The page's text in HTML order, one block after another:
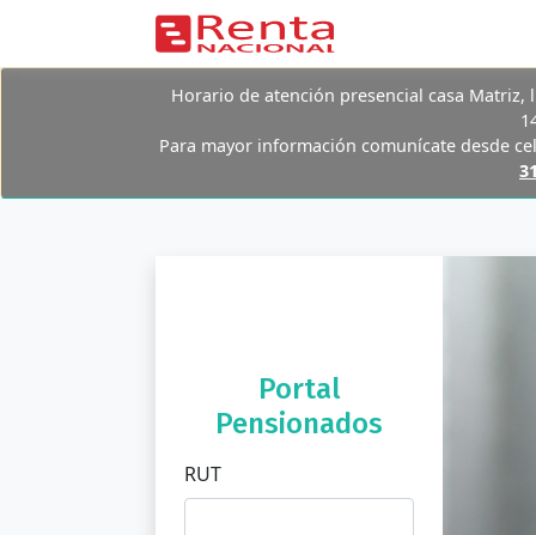
Horario de atención presencial casa Matriz,
Para mayor información comunícate desde
Portal
Pensionados
RUT